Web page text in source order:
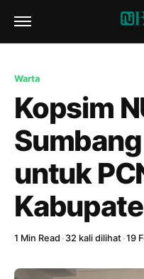
Warta
Kopsim
untuk
1 Min Read • 32 kali dilihat•19